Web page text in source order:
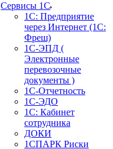
Сервисы 1С
1С: Предприятие
через Интернет (1С:
Фреш)
1С-ЭПД (
Электронные
перевозочные
документы )
1С-Отчетность
1С-ЭДО
1С: Кабинет
сотрудника
ДОКИ
1СПАРК Риски